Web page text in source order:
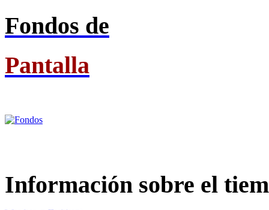
Fondos de
Pantalla
Información sobre el